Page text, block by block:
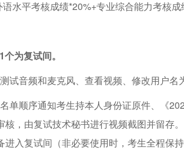
水平考核成绩*20%+专业综合能力考核成
为复试间。
试音频和麦克风、查看视频、修改用户名
单顺序通知考生持本人身份证原件、《
，由复试技术秘书进行视频截图并留存
入复试间（非必要使用时，考生全程保持